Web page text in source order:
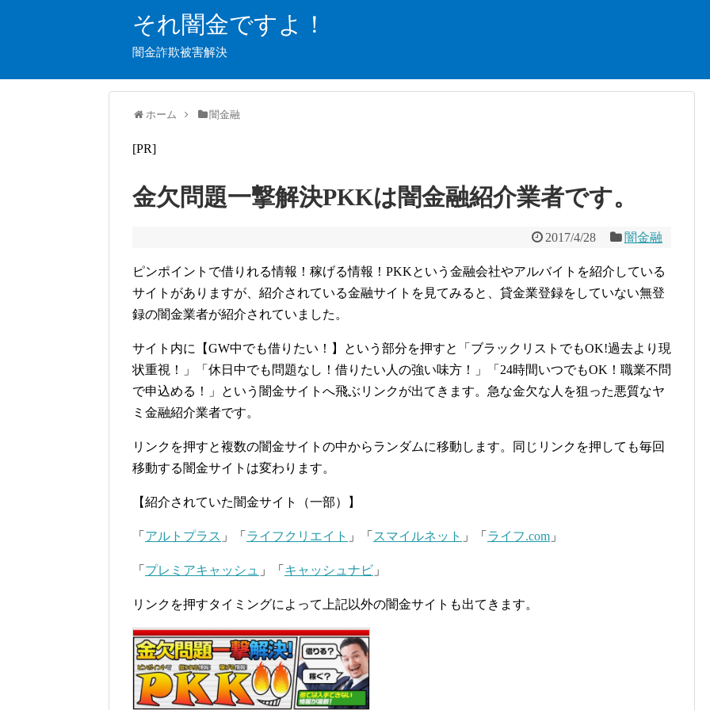
それ闇金ですよ！
闇金詐欺被害解決
ホーム 闇金融
[PR]
金欠問題一撃解決PKKは闇金融紹介業者です。
2017/4/28 闇金融
ピンポイントで借りれる情報！稼げる情報！PKKという金融会社やアルバイトを紹介している
サイトがありますが、紹介されている金融サイトを見てみると、貸金業登録をしていない無登
録の闇金業者が紹介されていました。
サイト内に【GW中でも借りたい！】という部分を押すと「ブラックリストでもOK!過去より現
状重視！」「休日中でも問題なし！借りたい人の強い味方！」「24時間いつでもOK！職業不問
で申込める！」という闇金サイトへ飛ぶリンクが出てきます。急な金欠な人を狙った悪質なヤ
ミ金融紹介業者です。
リンクを押すと複数の闇金サイトの中からランダムに移動します。同じリンクを押しても毎回
移動する闇金サイトは変わります。
【紹介されていた闇金サイト（一部）】
「 アルトプラス 」「 ライフクリエイト 」「 スマイルネット 」「 ライフ.com 」
「 プレミアキャッシュ 」「 キャッシュナビ 」
リンクを押すタイミングによって上記以外の闇金サイトも出てきます。